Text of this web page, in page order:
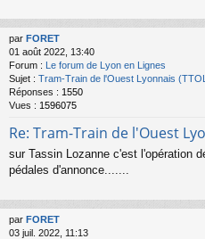
par FORET
01 août 2022, 13:40
Forum : Le forum de Lyon en Lignes
Sujet : Tram-Train de l'Ouest Lyonnais
Réponses : 1550
Vues : 1596075
Re: Tram-Train de l'Ouest
sur Tassin Lozanne c'est l'opération
pédales d'annonce.......
par FORET
03 juil. 2022, 11:13